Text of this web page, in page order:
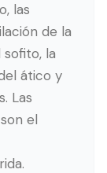
las
de la
la
ático y
Las
el